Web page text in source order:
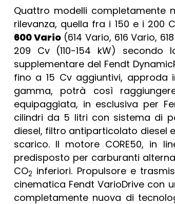
Quattro modelli completamente
rilevanza, quella fra i 150 e i 200
600 Vario(614 Vario, 616 Vario,
209 Cv (110-154 kW) secondo
supplementare del Fendt
fino a 15 Cv aggiuntivi, approda
gamma, potrà così
equipaggiata, in esclusiva per
cilindri da 5 litri con sistema di
diesel, filtro antiparticolato diesel
scarico. Il motore CORE50, in
predisposto per carburanti
CO2 inferiori. Propulsore e
cinematica Fendt VarioDrive con
completamente nuova di